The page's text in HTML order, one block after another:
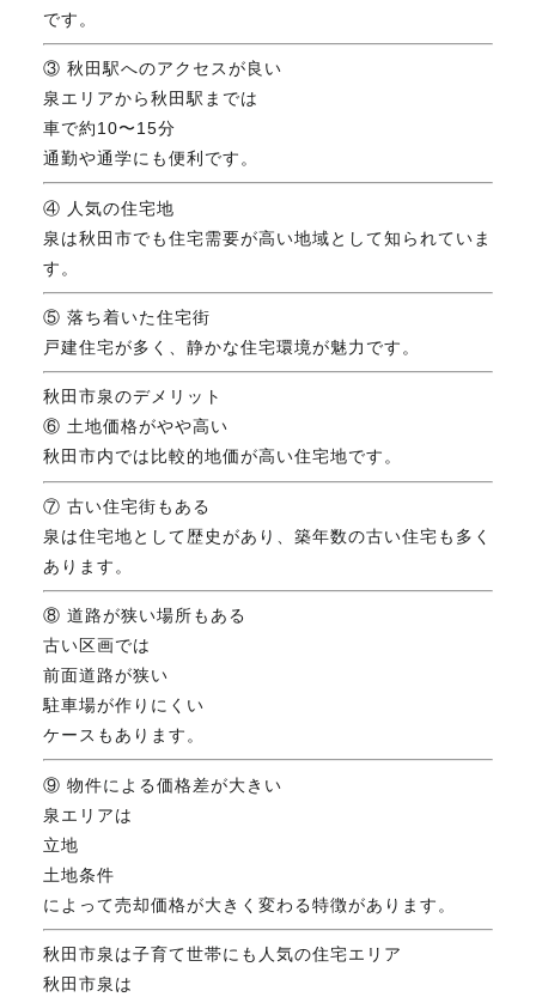
です。
③ 秋田駅へのアクセスが良い
泉エリアから秋田駅までは
車で約10〜15分
通勤や通学にも便利です。
④ 人気の住宅地
泉は秋田市でも住宅需要が高い地域として知られていま
す。
⑤ 落ち着いた住宅街
戸建住宅が多く、静かな住宅環境が魅力です。
秋田市泉のデメリット
⑥ 土地価格がやや高い
秋田市内では比較的地価が高い住宅地です。
⑦ 古い住宅街もある
泉は住宅地として歴史があり、築年数の古い住宅も多く
あります。
⑧ 道路が狭い場所もある
古い区画では
前面道路が狭い
駐車場が作りにくい
ケースもあります。
⑨ 物件による価格差が大きい
泉エリアは
立地
土地条件
によって売却価格が大きく変わる特徴があります。
秋田市泉は子育て世帯にも人気の住宅エリア
秋田市泉は